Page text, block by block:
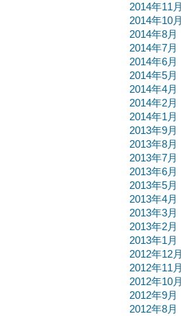
2014年11月
2014年10月
2014年8月
2014年7月
2014年6月
2014年5月
2014年4月
2014年2月
2014年1月
2013年9月
2013年8月
2013年7月
2013年6月
2013年5月
2013年4月
2013年3月
2013年2月
2013年1月
2012年12月
2012年11月
2012年10月
2012年9月
2012年8月